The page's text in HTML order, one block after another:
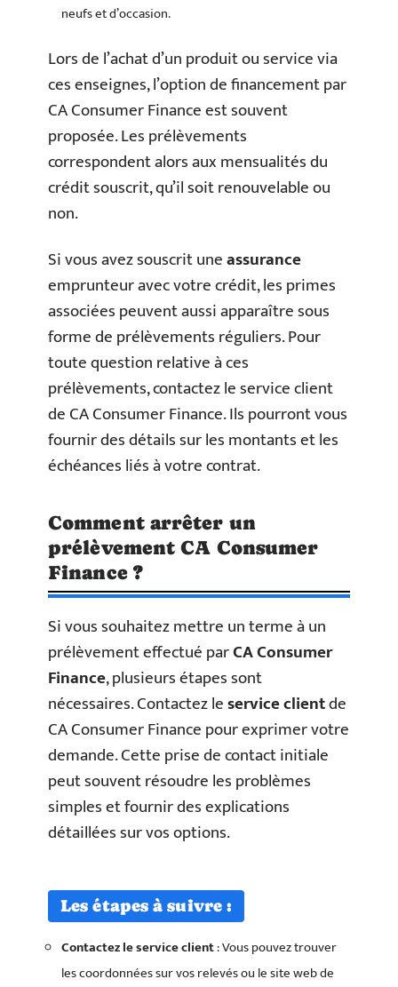
neufs et d’occasion.
Lors de l’achat d’un produit ou service via
ces enseignes, l’option de financement par
CA Consumer Finance est souvent
proposée. Les prélèvements
correspondent alors aux mensualités du
crédit souscrit, qu’il soit renouvelable ou
non.
Si vous avez souscrit uneassurance
emprunteur avec votre crédit, les primes
associées peuvent aussi apparaître sous
forme de prélèvements réguliers. Pour
toute question relative à ces
prélèvements, contactez le service client
de CA Consumer Finance. Ils pourront vous
fournir des détails sur les montants et les
échéances liés à votre contrat.
Comment arrêter un
prélèvement CA Consumer
Finance ?
Si vous souhaitez mettre un terme à un
prélèvement effectué parCA Consumer
Finance, plusieurs étapes sont
nécessaires. Contactez leservice clientde
CA Consumer Finance pour exprimer votre
demande. Cette prise de contact initiale
peut souvent résoudre les problèmes
simples et fournir des explications
détaillées sur vos options.
Les étapes à suivre :
Contactez le service client: Vous pouvez trouver
les coordonnées sur vos relevés ou le site web de